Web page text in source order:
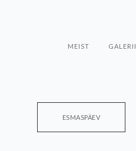
MEIST GALERII
ESMASPÄEV